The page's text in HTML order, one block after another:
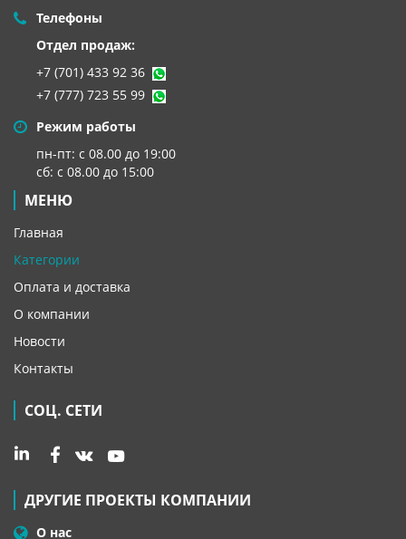
Телефоны
Отдел продаж:
+7 (701) 433 92 36
+7 (777) 723 55 99
Режим работы
пн-пт: с 08.00 до 19:00
сб: с 08.00 до 15:00
МЕНЮ
Главная
Категории
Оплата и доставка
О компании
Новости
Контакты
СОЦ. СЕТИ
ДРУГИЕ ПРОЕКТЫ КОМПАНИИ
О нас